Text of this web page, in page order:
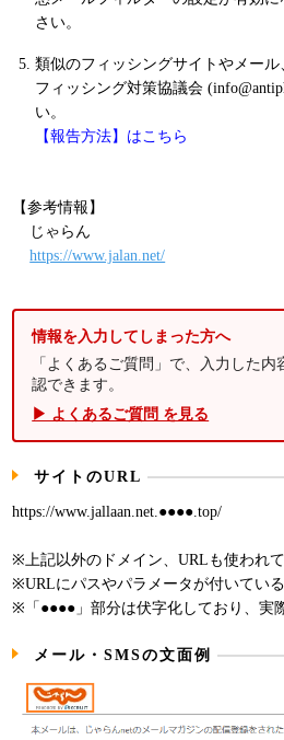
さい。
類似のフィッシングサイトやメール
フィッシング対策協議会
い。
【報告方法】はこちら
【参考情報】
じゃらん
https://www.jalan.net/
情報を入力してしまった方へ
「よくあるご質問」で、入力した
認できます。
▶ よくあるご質問 を見る
サイトのURL
https://www.jallaan.net.●●●●.top/
※上記以外のドメイン、URLも使われ
※URLにパスやパラメータが付いている
※「●●●●」部分は伏字化しており、実
メール・SMSの文面例